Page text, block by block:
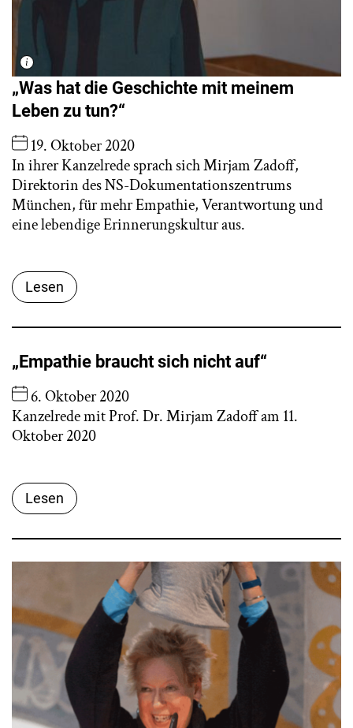
„Was hat die Geschichte mit meinem
Leben zu tun?“
19. Oktober 2020
In ihrer Kanzelrede sprach sich Mirjam Zadoff,
Direktorin des NS-Dokumentationszentrums
München, für mehr Empathie, Verantwortung und
eine lebendige Erinnerungskultur aus.
Lesen
„Empathie braucht sich nicht auf“
6. Oktober 2020
Kanzelrede mit Prof. Dr. Mirjam Zadoff am 11.
Oktober 2020
Lesen